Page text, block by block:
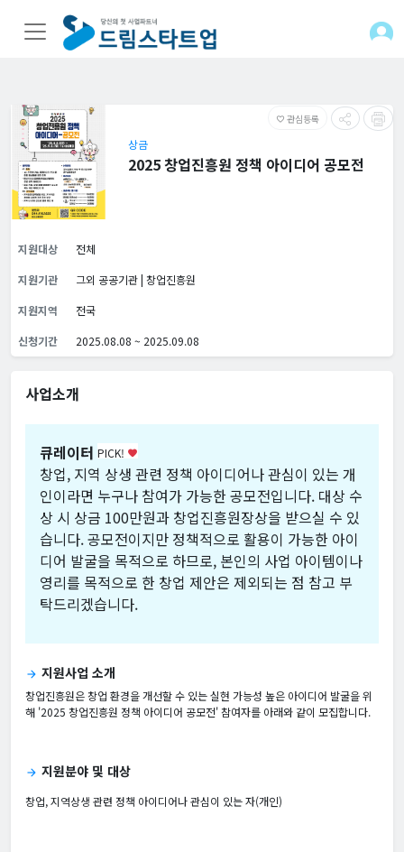
favorite_border 관심등록
상금
2025 창업진흥원 정책 아이디어 공모전
지원대상
전체
지원기관
그외 공공기관 | 창업진흥원
지원지역
전국
신청기간
2025.08.08 ~ 2025.09.08
사업소개
큐레이터 PICK! favorite
창업, 지역 상생 관련 정책 아이디어나 관심이 있는 개
인이라면 누구나 참여가 가능한 공모전입니다. 대상 수
상 시 상금 100만원과 창업진흥원장상을 받으실 수 있
습니다. 공모전이지만 정책적으로 활용이 가능한 아이
디어 발굴을 목적으로 하므로, 본인의 사업 아이템이나
영리를 목적으로 한 창업 제안은 제외되는 점 참고 부
탁드리겠습니다.
arrow_forward 지원사업 소개
창업진흥원은 창업 환경을 개선할 수 있는 실현 가능성 높은 아이디어 발굴을 위
해 '2025 창업진흥원 정책 아이디어 공모전' 참여자를 아래와 같이 모집합니다.
arrow_forward 지원분야 및 대상
창업, 지역상생 관련 정책 아이디어나 관심이 있는 자(개인)